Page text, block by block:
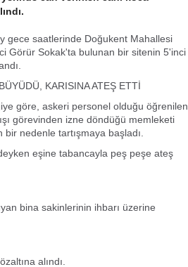
gece saatlerinde Doğukent Mahallesi
Görür Sokak'ta bulunan bir sitenin 5'inci
KARISINA ATEŞ ETTİ
göre, askeri personel olduğu öğrenilen
görevinden izne döndüğü memleketi
nedenle tartışmaya başladı.
eşine tabancayla peş peşe ateş
bina sakinlerinin ihbarı üzerine
alındı.